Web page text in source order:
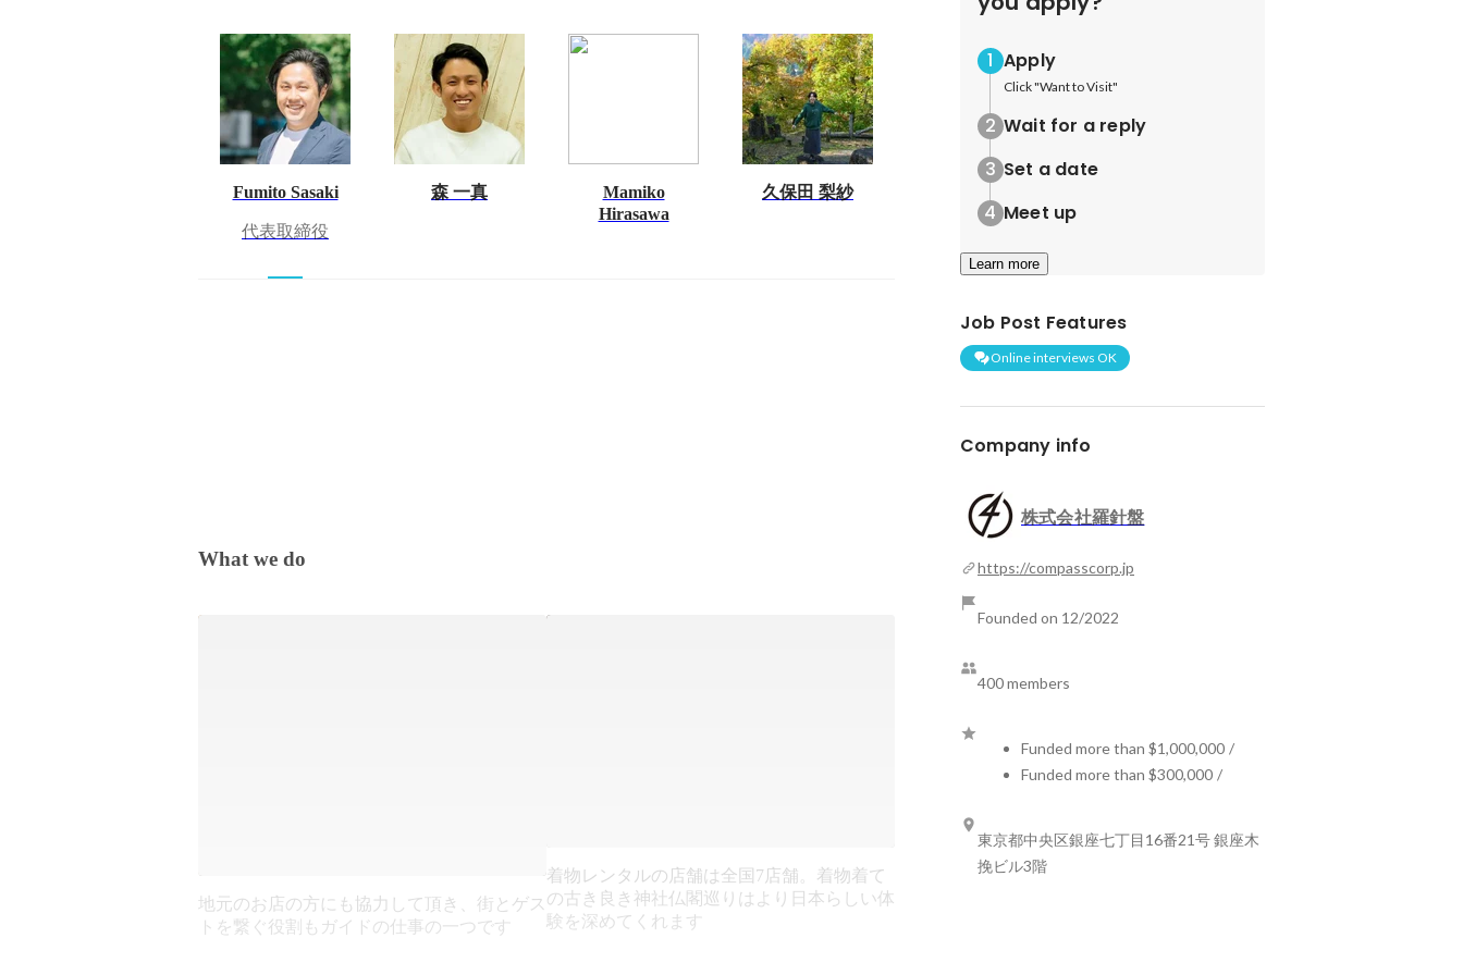
Fumito Sasaki
代表取締役
森 一真
Mamiko
Hirasawa
久保田 梨紗
What we do
地元のお店の方にも協力して頂き、街とゲス
トを繋ぐ役割もガイドの仕事の一つです
着物レンタルの店舗は全国7店舗。着物着て
の古き良き神社仏閣巡りはより日本らしい体
験を深めてくれます
Apply
Click "Want to Visit"
Wait for a reply
Set a date
Meet up
Learn more
Job Post Features
Online interviews OK
Company info
株式会社羅針盤
https://compasscorp.jp
Founded on 12/2022
400 members
Funded more than $1,000,000 /
Funded more than $300,000 /
東京都中央区銀座七丁目16番21号 銀座木
挽ビル3階